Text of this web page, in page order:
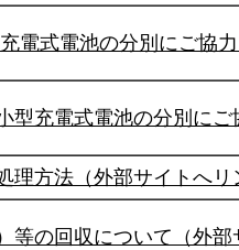
電式電池の分別にご協
型充電式電池の分別に
方法（外部サイトへリ
の回収について（外